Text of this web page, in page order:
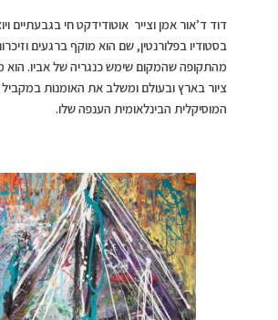
דוד ד’אור אמן וצייר אוטודידקט חי בגבעתיים
בסטודיו בפלורנטין, שם הוא מוקף ברגעים
מהתקופה שהמקום שימש כנגריה של אביו. הוא
ציור בארץ ובעולם ומשלב את האומנות במקביל
המוסיקלית הבינלאומית הענפה שלו.